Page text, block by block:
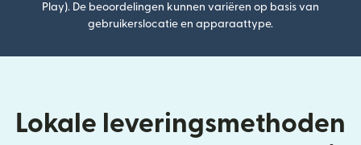
Play). De beoordelingen kunnen variëren op basis van
gebruikerslocatie en apparaattype.
Lokale leveringsmethoden